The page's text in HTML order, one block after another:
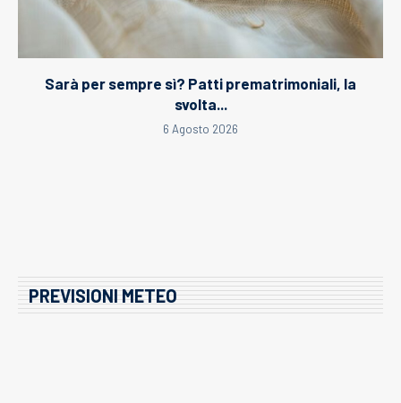
Sarà per sempre sì? Patti prematrimoniali, la
svolta...
6 Agosto 2026
PREVISIONI METEO